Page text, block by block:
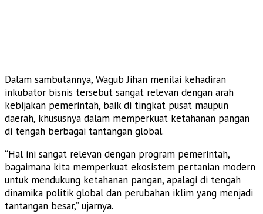
Dalam sambutannya, Wagub Jihan menilai kehadiran
inkubator bisnis tersebut sangat relevan dengan arah
kebijakan pemerintah, baik di tingkat pusat maupun
daerah, khususnya dalam memperkuat ketahanan pangan
di tengah berbagai tantangan global.
“Hal ini sangat relevan dengan program pemerintah,
bagaimana kita memperkuat ekosistem pertanian modern
untuk mendukung ketahanan pangan, apalagi di tengah
dinamika politik global dan perubahan iklim yang menjadi
tantangan besar,” ujarnya.